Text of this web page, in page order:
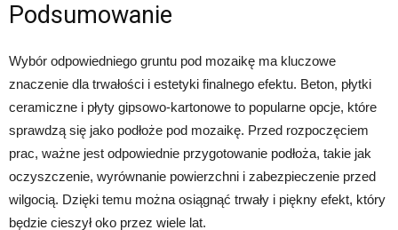
Podsumowanie
Wybór odpowiedniego gruntu pod mozaikę ma kluczowe
znaczenie dla trwałości i estetyki finalnego efektu. Beton, płytki
ceramiczne i płyty gipsowo-kartonowe to popularne opcje, które
sprawdzą się jako podłoże pod mozaikę. Przed rozpoczęciem
prac, ważne jest odpowiednie przygotowanie podłoża, takie jak
oczyszczenie, wyrównanie powierzchni i zabezpieczenie przed
wilgocią. Dzięki temu można osiągnąć trwały i piękny efekt, który
będzie cieszył oko przez wiele lat.